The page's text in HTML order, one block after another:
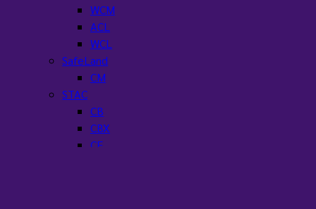
WCM
ACL
WCL
SafeLand
CM
STAC
CB
CBX
CF